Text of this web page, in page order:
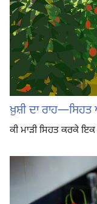
ਖ਼ੁਸ਼ੀ ਦਾ ਰਾਹ—ਸਿਹਤ
ਕੀ ਮਾੜੀ ਸਿਹਤ ਕਰਕੇ